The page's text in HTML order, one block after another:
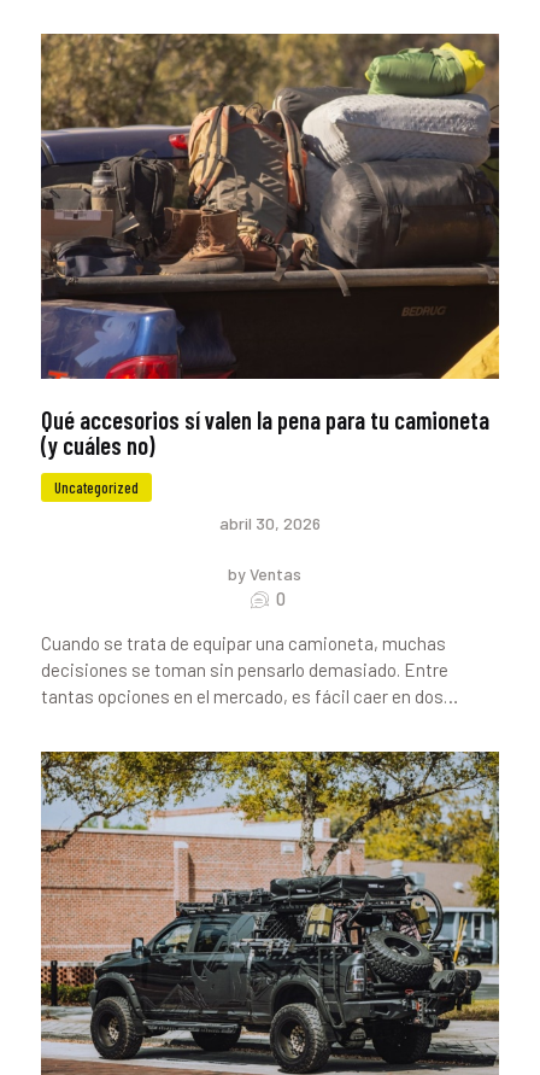
Qué accesorios sí valen la pena para tu camioneta
(y cuáles no)
Uncategorized
abril 30, 2026
by Ventas
0
Cuando se trata de equipar una camioneta, muchas
decisiones se toman sin pensarlo demasiado. Entre
tantas opciones en el mercado, es fácil caer en dos…